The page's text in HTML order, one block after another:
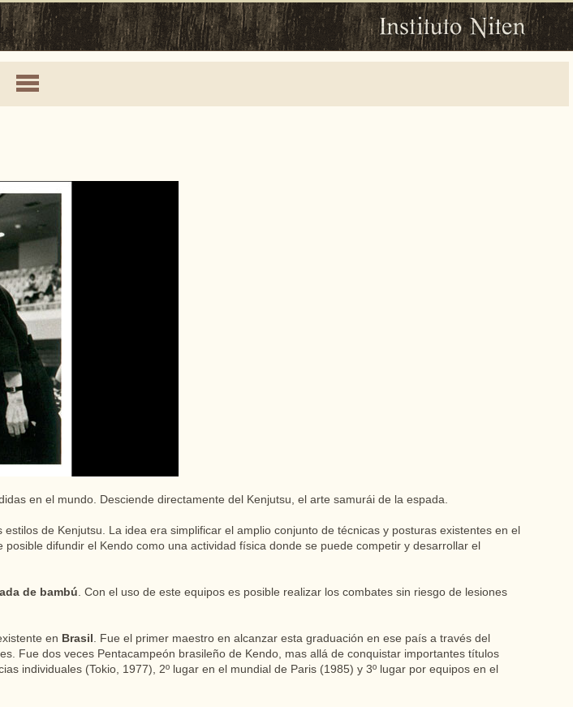
en el mundo. Desciende directamente del Kenjutsu, el arte samurái de la espada.
estilos de Kenjutsu. La idea era simplificar el amplio conjunto de técnicas y posturas existentes en el
difundir el Kendo como una actividad física donde se puede competir y desarrollar el
de bambú. Con el uso de este equipos es posible realizar los combates sin riesgo de lesiones
en Brasil . Fue el primer maestro en alcanzar esta graduación en ese país a través del
Fue dos veces Pentacampeón brasileño de Kendo, mas allá de conquistar importantes títulos
individuales (Tokio, 1977), 2º lugar en el mundial de Paris (1985) y 3º lugar por equipos en el